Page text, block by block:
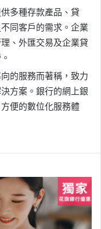
多種存款產品、貸
同客戶的需求。企業
、外匯交易及企業貸
的服務而著稱，致力
方案。銀行的網上銀
便的數位化服務體